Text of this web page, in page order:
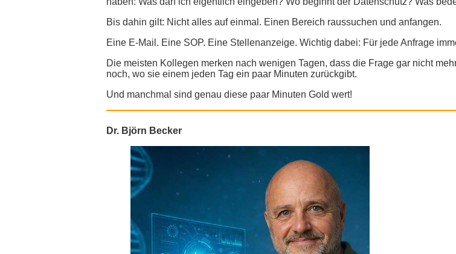
Bis dahin gilt: Nicht alles auf einmal. Einen Bereich raussuchen und anfangen.
Eine E-Mail. Eine SOP. Eine Stellenanzeige. Wichtig dabei: Für jede Anfrage
Die meisten Kollegen merken nach wenigen Tagen, dass die Frage gar nicht
noch, wo sie einem jeden Tag ein paar Minuten zurückgibt.
Und manchmal sind genau diese paar Minuten Gold wert!
Dr. Björn Becker